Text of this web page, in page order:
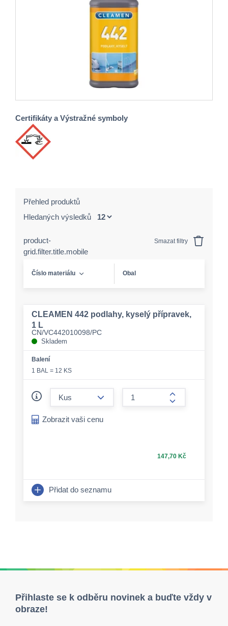
Certifikáty a Výstražné symboly
Přehled produktů
Hledaných výsledků
product-
grid.filter.title.mobile
Smazat filtry
Číslo materiálu Obal
CLEAMEN 442 podlahy, kyselý přípravek,
1 L
CN/VC442010098/PC
Skladem
Balení
1 BAL = 12 KS
form.increase-
Zobrazit vaši cenu
147,70 Kč
Přidat do seznamu
Přihlaste se k odběru novinek a buďte vždy v
obraze!